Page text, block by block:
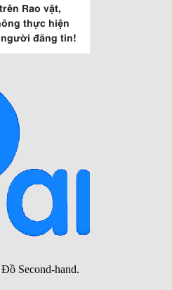
Rao vặt,
thực hiện
đăng tin!